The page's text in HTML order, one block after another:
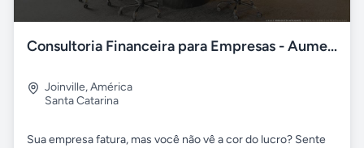
Consultoria Financeira para Empresas - Aumente seu Lucro
Joinville,América
Santa Catarina
Sua empresa fatura, mas você não vê a cor do lucro? Sente